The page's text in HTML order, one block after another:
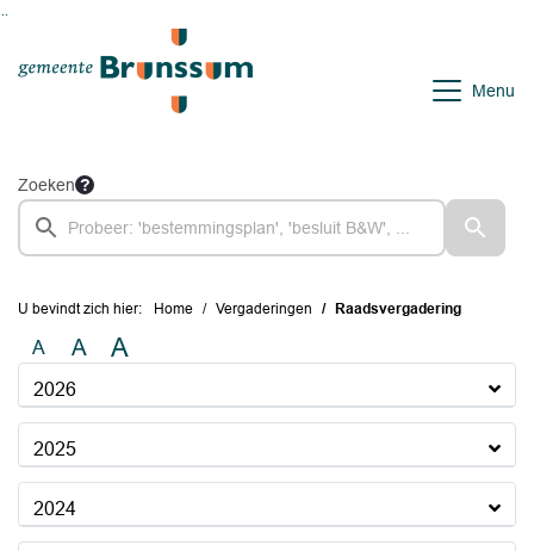
Ga naar de inhoud van deze pagina
Menu
Zoeken
U bevindt zich hier: Home Vergaderingen Raadsvergadering
A A A
2026
2025
2024